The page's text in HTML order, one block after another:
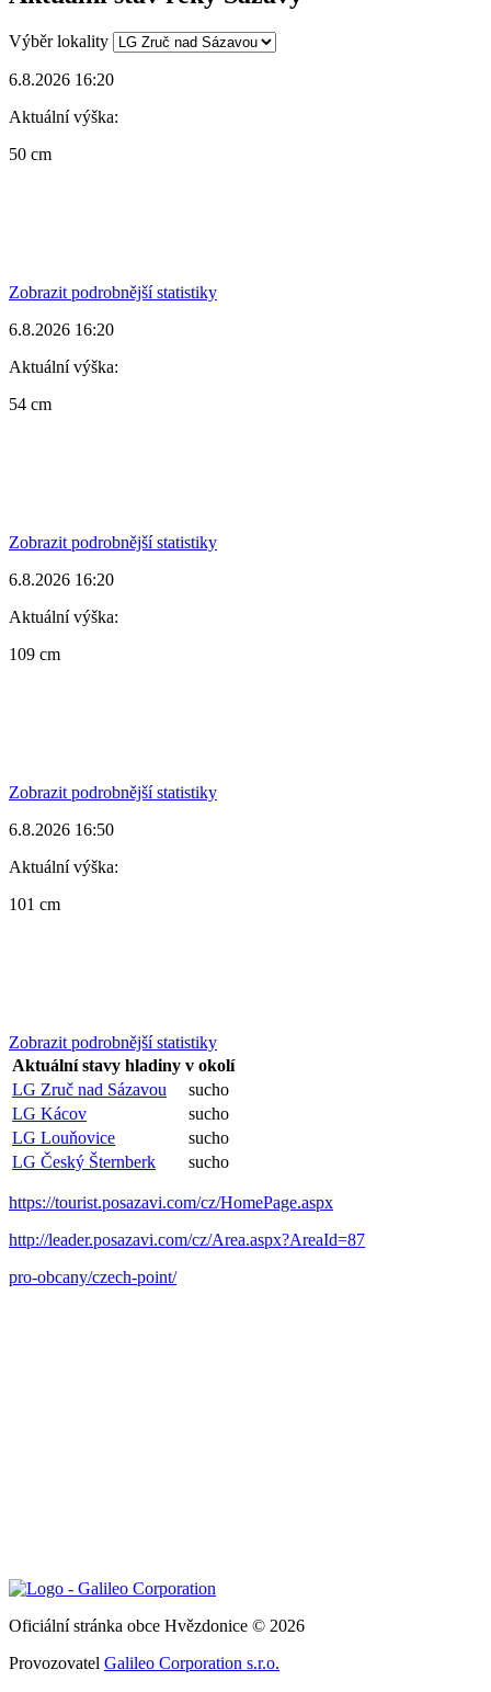
Výběr lokality
6.8.2026 16:20
Aktuální výška:
50 cm
Zobrazit podrobnější statistiky
6.8.2026 16:20
Aktuální výška:
54 cm
Zobrazit podrobnější statistiky
6.8.2026 16:20
Aktuální výška:
109 cm
Zobrazit podrobnější statistiky
6.8.2026 16:50
Aktuální výška:
101 cm
Zobrazit podrobnější statistiky
Aktuální stavy hladiny v okolí
LG Zruč nad Sázavou
sucho
LG Kácov
sucho
LG Louňovice
sucho
LG Český Šternberk
sucho
https://tourist.posazavi.com/cz/HomePage.aspx
http://leader.posazavi.com/cz/Area.aspx?AreaId=87
pro-obcany/czech-point/
Oficiální stránka obce Hvězdonice © 2026
Provozovatel Galileo Corporation s.r.o.